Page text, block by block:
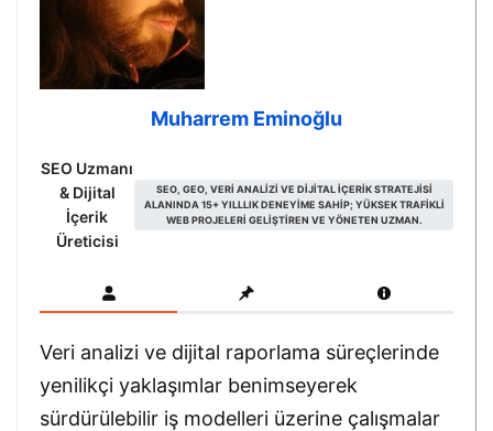
Muharrem Eminoğlu
SEO Uzmanı
& Dijital
İçerik
Üreticisi
SEO, GEO, VERI ANALIZI VE DIJITAL IÇERIK STRATEJISI
ALANINDA 15+ YILLLIK DENEYIME SAHIP; YÜKSEK TRAFIKLI
WEB PROJELERI GELIŞTIREN VE YÖNETEN UZMAN.
Veri analizi ve dijital raporlama süreçlerinde
yenilikçi yaklaşımlar benimseyerek
sürdürülebilir iş modelleri üzerine çalışmalar